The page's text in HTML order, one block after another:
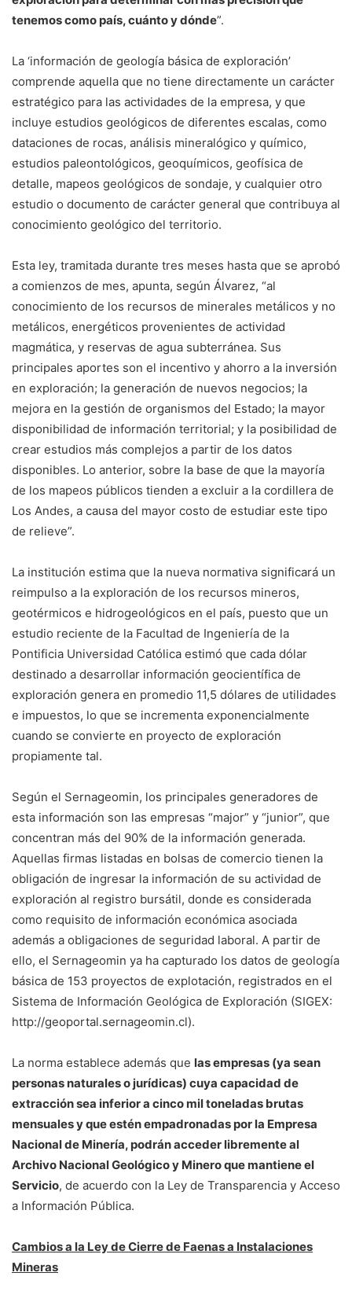
tenemos como país, cuánto y dónde”.
La ‘información de geología básica de exploración’
comprende aquella que no tiene directamente un carácter
estratégico para las actividades de la empresa, y que
incluye estudios geológicos de diferentes escalas, como
dataciones de rocas, análisis mineralógico y químico,
estudios paleontológicos, geoquímicos, geofísica de
detalle, mapeos geológicos de sondaje, y cualquier otro
estudio o documento de carácter general que contribuya al
conocimiento geológico del territorio.
Esta ley, tramitada durante tres meses hasta que se aprobó
a comienzos de mes, apunta, según Álvarez, “al
conocimiento de los recursos de minerales metálicos y no
metálicos, energéticos provenientes de actividad
magmática, y reservas de agua subterránea. Sus
principales aportes son el incentivo y ahorro a la inversión
en exploración; la generación de nuevos negocios; la
mejora en la gestión de organismos del Estado; la mayor
disponibilidad de información territorial; y la posibilidad de
crear estudios más complejos a partir de los datos
disponibles. Lo anterior, sobre la base de que la mayoría
de los mapeos públicos tienden a excluir a la cordillera de
Los Andes, a causa del mayor costo de estudiar este tipo
de relieve”.
La institución estima que la nueva normativa significará un
reimpulso a la exploración de los recursos mineros,
geotérmicos e hidrogeológicos en el país, puesto que un
estudio reciente de la Facultad de Ingeniería de la
Pontificia Universidad Católica estimó que cada dólar
destinado a desarrollar información geocientífica de
exploración genera en promedio 11,5 dólares de utilidades
e impuestos, lo que se incrementa exponencialmente
cuando se convierte en proyecto de exploración
propiamente tal.
Según el Sernageomin, los principales generadores de
esta información son las empresas “major” y “junior”, que
concentran más del 90% de la información generada.
Aquellas firmas listadas en bolsas de comercio tienen la
obligación de ingresar la información de su actividad de
exploración al registro bursátil, donde es considerada
como requisito de información económica asociada
además a obligaciones de seguridad laboral. A partir de
ello, el Sernageomin ya ha capturado los datos de geología
básica de 153 proyectos de explotación, registrados en el
Sistema de Información Geológica de Exploración (SIGEX:
http://geoportal.sernageomin.cl).
La norma establece además que las empresas (ya sean
personas naturales o jurídicas) cuya capacidad de
extracción sea inferior a cinco mil toneladas brutas
mensuales y que estén empadronadas por la Empresa
Nacional de Minería, podrán acceder libremente al
Archivo Nacional Geológico y Minero que mantiene el
Servicio, de acuerdo con la Ley de Transparencia y Acceso
a Información Pública.
Cambios a la Ley de Cierre de Faenas a Instalaciones
Mineras